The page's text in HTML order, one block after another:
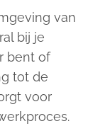
van
bij je
bent of
tot de
voor